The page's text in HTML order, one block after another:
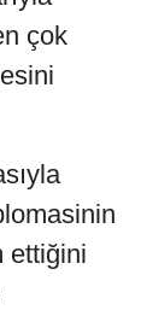
çok
ettiğini